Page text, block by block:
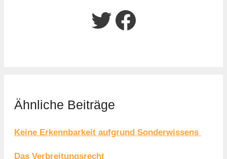
Twitter
Facebook
Ähnliche Beiträge
Keine Erkennbarkeit aufgrund Sonderwissens
Das Verbreitungsrecht